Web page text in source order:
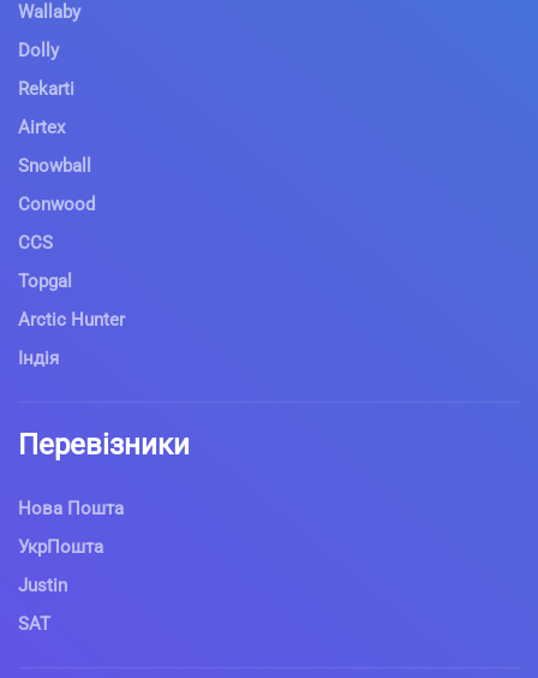
Wallaby
Dolly
Rekarti
Airtex
Snowball
Conwood
CCS
Topgal
Arctic Hunter
Індія
Перевізники
Нова Пошта
УкрПошта
Justin
SAT